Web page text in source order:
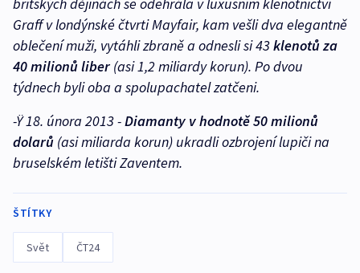
britských dějinách se odehrála v luxusním klenotnictví
Graff v londýnské čtvrti Mayfair, kam vešli dva elegantně
oblečení muži, vytáhli zbraně a odnesli si 43klenotů za
40 milionů liber (asi 1,2 miliardy korun). Po dvou
týdnech byli oba a spolupachatel zatčeni.
-Ÿ 18. února 2013 -Diamanty v hodnotě 50 milionů
dolarů (asi miliarda korun) ukradli ozbrojení lupiči na
bruselském letišti Zaventem.
ŠTÍTKY
Svět ČT24